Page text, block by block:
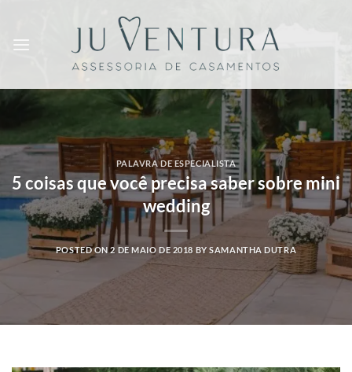
content
PALAVRA DE ESPECIALISTA
5 coisas que você precisa saber sobre mini
wedding
POSTED ON2 DE MAIO DE 2018 BYSAMANTHA DUTRA